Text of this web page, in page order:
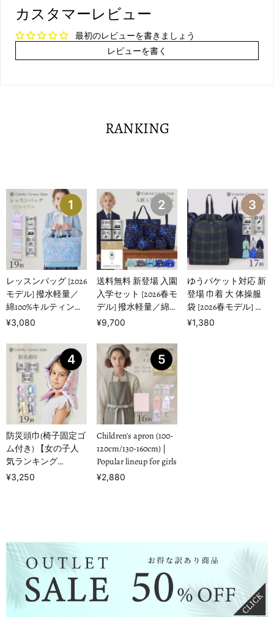
カスタマーレビュー
最初のレビューを書きましょう
レビューを書く
RANKING
1
レッスンバッグ [2026
モデル] 撥水軽量／
綿100%キルティング
【女の子人気ランキ
¥3,080
2
送料無料 新登場 入園
入学セット [2026春モ
デル] 撥水軽量／綿
100%キルティング
ングTOP16】
¥9,700
3
ゆうパケット対応 新
登場 巾着 大 体操服
袋 [2026春モデル] 撥
水ノーアイロン 【男
¥1,380
4
防災頭巾(椅子固定ゴ
ム付き) 【女の子人
気ランキング
TOP19】
¥3,250
5
Children's apron (100-
120cm/130-160cm) |
Popular lineup for girls
¥2,880